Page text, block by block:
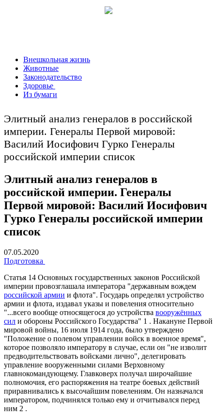
Внешкольная жизнь
Животные
Законодательство
Здоровье
Из бумаги
Элитный анализ генералов в российской
империи. Генералы Первой мировой:
Василий Иосифович Гурко Генералы
российской империи список
Элитный анализ генералов в
российской империи. Генералы
Первой мировой: Василий Иосифович
Гурко Генералы российской империи
список
07.05.2020
Подготовка
Статья 14 Основных государственных законов Российской
империи провозглашала императора "державным вождем
российской армии и флота". Государь определял устройство
армии и флота, издавал указы и повеления относительно
"...всего вообще относящегося до устройства вооружённых
сил и обороны Российского Государства" 1 . Накануне Первой
мировой войны, 16 июля 1914 года, было утверждено
"Положение о полевом управлении войск в военное время",
которое позволяло императору в случае, если он "не изволит
предводительствовать войсками лично", делегировать
управление вооруженными силами Верховному
главнокомандующему. Главковерх получал широчайшие
полномочия, его распоряжения на театре боевых действий
приравнивались к высочайшим повелениям. Он назначался
императором, подчинялся только ему и отчитывался перед
ним 2 .